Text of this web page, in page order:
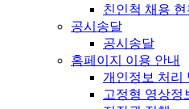
친인척 채용
공시송달
공시송달
홈페이지 이용 안내
개인정보 처리
고정형 영상정